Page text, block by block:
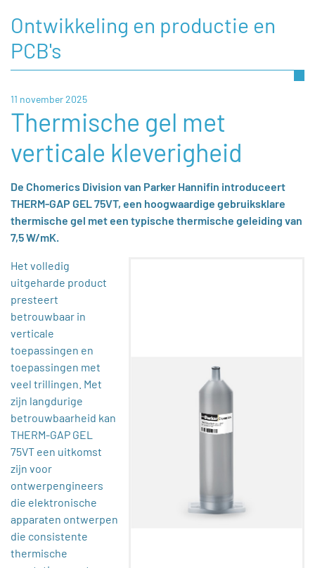
Ontwikkeling en productie en
PCB's
11 november 2025
Thermische gel met
verticale kleverigheid
De Chomerics Division van Parker Hannifin introduceert
THERM-GAP GEL 75VT, een hoogwaardige gebruiksklare
thermische gel met een typische thermische geleiding van
7,5 W/mK.
Het volledig
uitgeharde product
presteert
betrouwbaar in
verticale
toepassingen en
toepassingen met
veel trillingen. Met
zijn langdurige
betrouwbaarheid kan
THERM-GAP GEL
75VT een uitkomst
zijn voor
ontwerpengineers
die elektronische
apparaten ontwerpen
die consistente
thermische